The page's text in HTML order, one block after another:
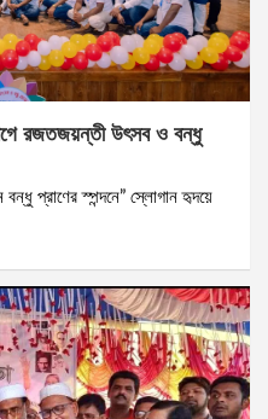
রজতজয়ন্তী উৎসব ও বন্ধু
প্রাণের স্পন্দনে” স্লোগান হৃদয়ে